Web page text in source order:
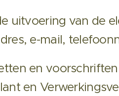
uitvoering van de
e-mail,
en
en